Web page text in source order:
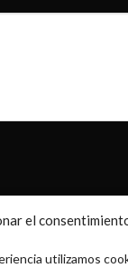
el
utilizamos